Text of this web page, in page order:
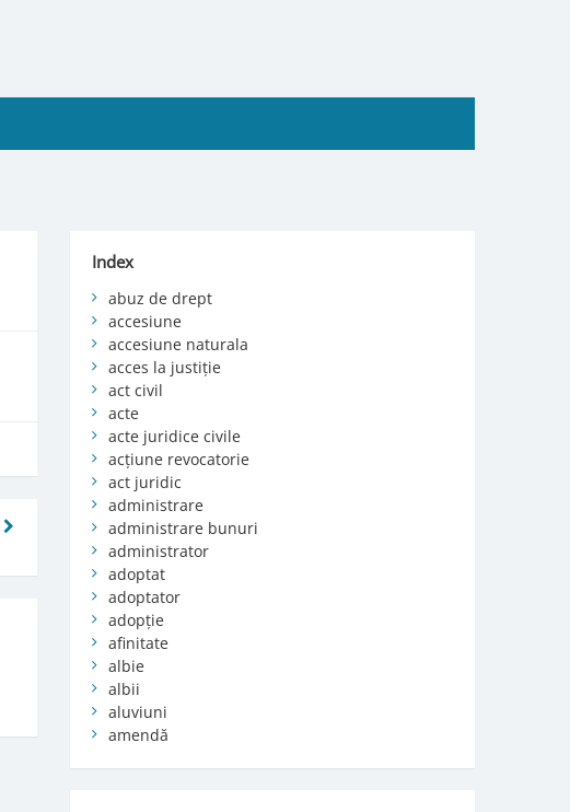
Index
abuz de drept
accesiune
accesiune naturala
acces la justiție
act civil
acte
acte juridice civile
acțiune revocatorie
act juridic
administrare
administrare bunuri
administrator
adoptat
adoptator
adopție
afinitate
albie
albii
aluviuni
amendă